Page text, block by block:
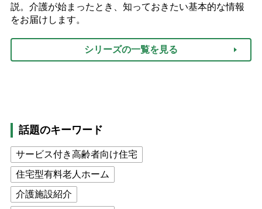
説。介護が始まったとき、知っておきたい基本的な情報
をお届けします。
シリーズの一覧を見る
話題のキーワード
サービス付き高齢者向け住宅
住宅型有料老人ホーム
介護施設紹介